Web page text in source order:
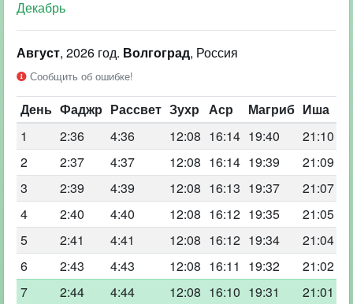
Декабрь
Август, 2026 год. Волгоград, Россия
Сообщить об ошибке!
День Фаджр Рассвет Зухр Аср Магриб Иша
1
2:36 4:36 12:08 16:14 19:40
21:10
2
2:37 4:37 12:08 16:14 19:39
21:09
3
2:39 4:39 12:08 16:13 19:37
21:07
4
2:40 4:40 12:08 16:12 19:35
21:05
5
2:41 4:41 12:08 16:12 19:34
21:04
6
2:43 4:43 12:08 16:11 19:32
21:02
7
2:44 4:44 12:08 16:10 19:31
21:01